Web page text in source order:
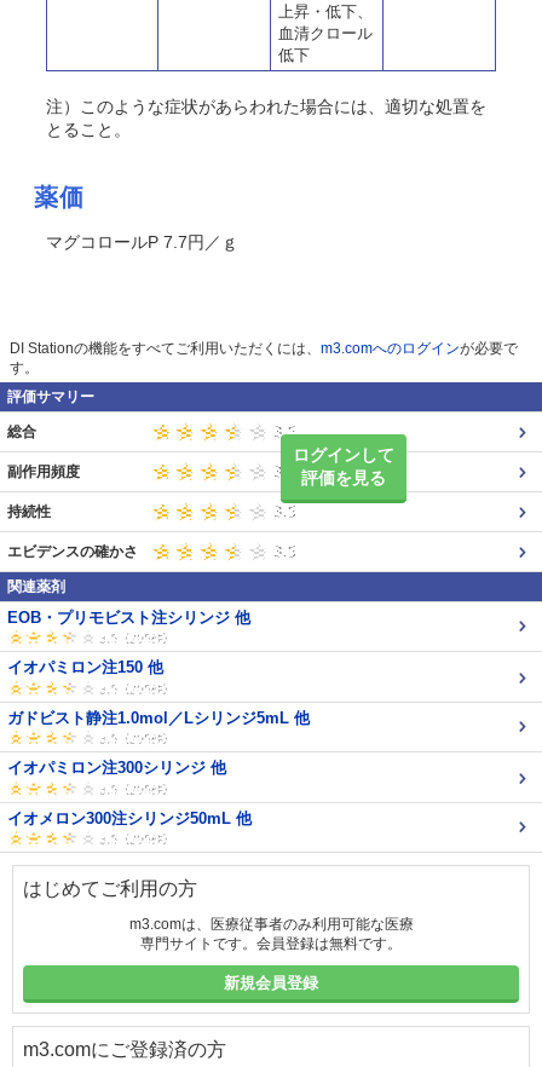
上昇・低下、
血清クロール
低下
注）このような症状があらわれた場合には、適切な処置を
とること。
薬価
マグコロールP 7.7円／ｇ
DI Stationの機能をすべてご利用いただくには、 m3.comへのログインが必要で
す。
評価サマリー
ログインして
評価を見る
総合
副作用頻度
持続性
エビデンスの確かさ
関連薬剤
EOB・プリモビスト注シリンジ 他
イオパミロン注150 他
ガドビスト静注1.0mol／Lシリンジ5mL 他
イオパミロン注300シリンジ 他
イオメロン300注シリンジ50mL 他
はじめてご利用の方
m3.comは、医療従事者のみ利用可能な医療
専門サイトです。会員登録は無料です。
新規会員登録
m3.comにご登録済の方